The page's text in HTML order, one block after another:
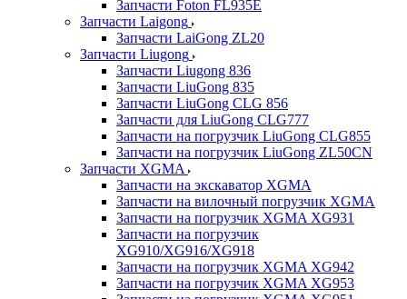
Запчасти Foton FL935E
Запчасти Laigong
Запчасти LaiGong ZL20
Запчасти Liugong
Запчасти Liugong 836
Запчасти LiuGong 835
Запчасти LiuGong CLG 856
Запчасти для LiuGong CLG777
Запчасти на погрузчик LiuGong CLG855
Запчасти на погрузчик LiuGong ZL50CN
Запчасти XGMA
Запчасти на экскаватор XGMA
Запчасти на вилочный погрузчик XGMA
Запчасти на погрузчик XGMA XG931
Запчасти на погрузчик
XG910/XG916/XG918
Запчасти на погрузчик XGMA XG942
Запчасти на погрузчик XGMA XG953